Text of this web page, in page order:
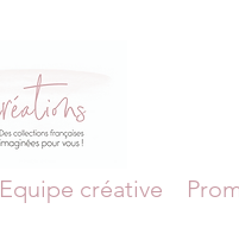
Equipe créative